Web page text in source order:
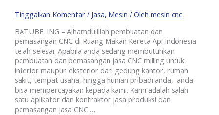
Tinggalkan Komentar / Jasa, Mesin / Olehmesin cnc
BATUBELING – Alhamdulillah pembuatan dan
pemasangan CNC di Ruang Makan Kereta Api Indonesia
telah selesai. Apabila anda sedang membutuhkan
pembuatan dan pemasangan jasa CNC milling untuk
interior maupun eksterior dari gedung kantor, rumah
sakit, tempat usaha, hingga hunian pribadi anda, anda
bisa mempercayakan kepada kami. Kami adalah salah
satu aplikator dan kontraktor jasa produksi dan
pemasangan jasa CNC …